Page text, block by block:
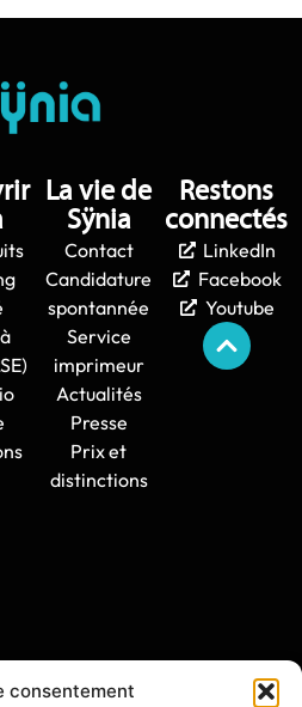
consentement
La vie de
Sÿnia
Contact
Candidature
spontannée
Service
imprimeur
Actualités
Presse
Prix et
distinctions
Restons
connectés
LinkedIn
Facebook
Youtube